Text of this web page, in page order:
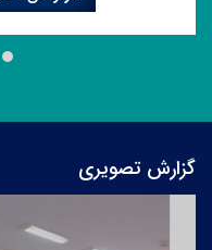
دوره کار آموزی تکنیک
گزارش تصویری